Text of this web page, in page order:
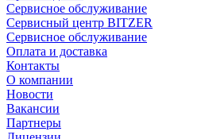
Сервисное обслуживание
Сервисный центр BITZER
Сервисное обслуживание
Оплата и доставка
Контакты
О компании
Новости
Вакансии
Партнеры